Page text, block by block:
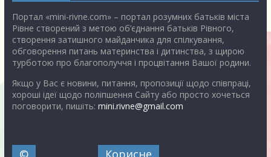
Портал «mini-rivne.com» – портал розумних батьків міста
Рівне створений з метою об’єднання батьків Рівного,
створення затишного майданчика для спілкування,
обговорення питань материнства і дитинства, з щирою
турботою про благополуччя і процвітання Вашої родини.
Якщо у Вас є новини, питання, пропозиції щодо співпраці,
хороші ідеї щодо поліпшення Сайту або просто хочеться
поговорити, пишіть: mini.rivne@gmail.com
© Корисне